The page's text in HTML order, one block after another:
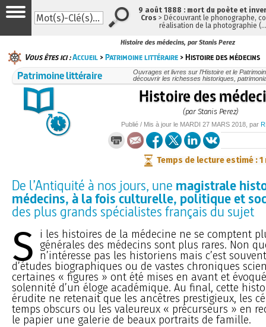
Histoire des médecins, par Stanis Perez
Vous êtes ici :Accueil >Patrimoine littéraire > Histoire des médecins
Patrimoine littéraire
Ouvrages et livres sur l’Histoire et le
découvrir les richesses historiques,
Histoire des
(par Stanis Perez)
Publié / Mis à jour le MARDI 27 MARS 2018 , par
Temps de lecture estimé : 1
De l’Antiquité à nos jours, une magistrale
médecins, à la fois culturelle, politique et
des plus grands spécialistes français du sujet
S i les histoires de la médecine ne se comptent
générales des médecins sont plus rares. Non
n’intéresse pas les historiens mais c’est
d’études biographiques ou de vastes chroniques
certaines « figures » ont été mises en avant et
solennité d’un éloge académique. Au final, cette
érudite ne retenait que les ancêtres prestigieux, les
temps obscurs ou les valeureux « précurseurs » en
le papier une galerie de beaux portraits de famille.
9 août 1888 : mort du poète et
Cros > Découvrant le phonographe,
réalisation de la photographie